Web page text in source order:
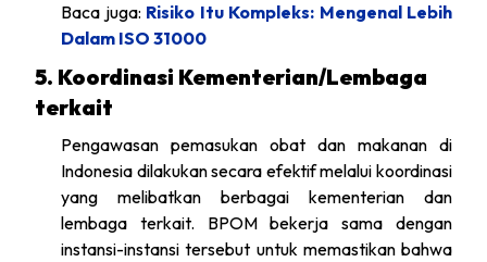
Baca juga: Risiko Itu Kompleks: Mengenal Lebih
Dalam ISO 31000
5. Koordinasi Kementerian/Lembaga
terkait
Pengawasan pemasukan obat dan makanan di
Indonesia dilakukan secara efektif melalui koordinasi
yang melibatkan berbagai kementerian dan
lembaga terkait. BPOM bekerja sama dengan
instansi-instansi tersebut untuk memastikan bahwa